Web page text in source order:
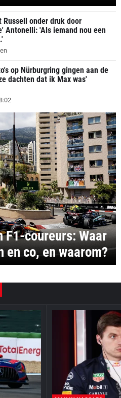
Russell onder druk door
Antonelli: 'Als iemand nou een
op Nürburgring gingen aan de
dachten dat ik Max was'
F1-coureurs: Waar
en co, en waarom?